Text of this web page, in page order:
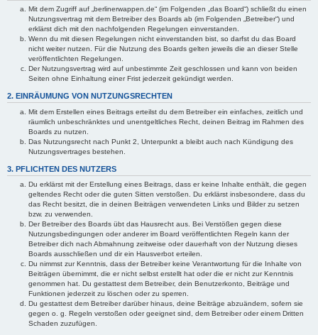
Mit dem Zugriff auf „berlinerwappen.de“ (im Folgenden „das Board“) schließt du einen
Nutzungsvertrag mit dem Betreiber des Boards ab (im Folgenden „Betreiber“) und
erklärst dich mit den nachfolgenden Regelungen einverstanden.
Wenn du mit diesen Regelungen nicht einverstanden bist, so darfst du das Board
nicht weiter nutzen. Für die Nutzung des Boards gelten jeweils die an dieser Stelle
veröffentlichten Regelungen.
Der Nutzungsvertrag wird auf unbestimmte Zeit geschlossen und kann von beiden
Seiten ohne Einhaltung einer Frist jederzeit gekündigt werden.
2. EINRÄUMUNG VON NUTZUNGSRECHTEN
Mit dem Erstellen eines Beitrags erteilst du dem Betreiber ein einfaches, zeitlich und
räumlich unbeschränktes und unentgeltliches Recht, deinen Beitrag im Rahmen des
Boards zu nutzen.
Das Nutzungsrecht nach Punkt 2, Unterpunkt a bleibt auch nach Kündigung des
Nutzungsvertrages bestehen.
3. PFLICHTEN DES NUTZERS
Du erklärst mit der Erstellung eines Beitrags, dass er keine Inhalte enthält, die gegen
geltendes Recht oder die guten Sitten verstoßen. Du erklärst insbesondere, dass du
das Recht besitzt, die in deinen Beiträgen verwendeten Links und Bilder zu setzen
bzw. zu verwenden.
Der Betreiber des Boards übt das Hausrecht aus. Bei Verstößen gegen diese
Nutzungsbedingungen oder anderer im Board veröffentlichten Regeln kann der
Betreiber dich nach Abmahnung zeitweise oder dauerhaft von der Nutzung dieses
Boards ausschließen und dir ein Hausverbot erteilen.
Du nimmst zur Kenntnis, dass der Betreiber keine Verantwortung für die Inhalte von
Beiträgen übernimmt, die er nicht selbst erstellt hat oder die er nicht zur Kenntnis
genommen hat. Du gestattest dem Betreiber, dein Benutzerkonto, Beiträge und
Funktionen jederzeit zu löschen oder zu sperren.
Du gestattest dem Betreiber darüber hinaus, deine Beiträge abzuändern, sofern sie
gegen o. g. Regeln verstoßen oder geeignet sind, dem Betreiber oder einem Dritten
Schaden zuzufügen.